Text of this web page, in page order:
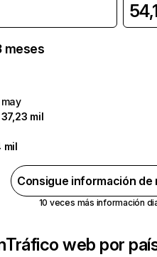
meses
may
37,23 mil
mil
Consigue información
10 veces más información
Tráfico web por